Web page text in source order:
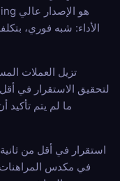
الأداء: شبه فوري،
في مكدس المراهنات